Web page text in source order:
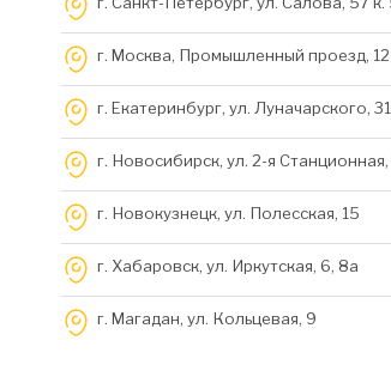
г. Москва, Промышленный проезд, 12
г. Екатеринбург, ул. Луначарского, 31
г. Новосибирск, ул. 2-я Станционная,
г. Новокузнецк, ул. Полесская, 15
г. Хабаровск, ул. Иркутская, 6, 8a
г. Магадан, ул. Кольцевая, 9